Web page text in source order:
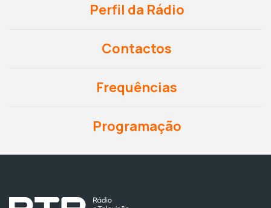
Perfil da Rádio
Contactos
Frequências
Programação